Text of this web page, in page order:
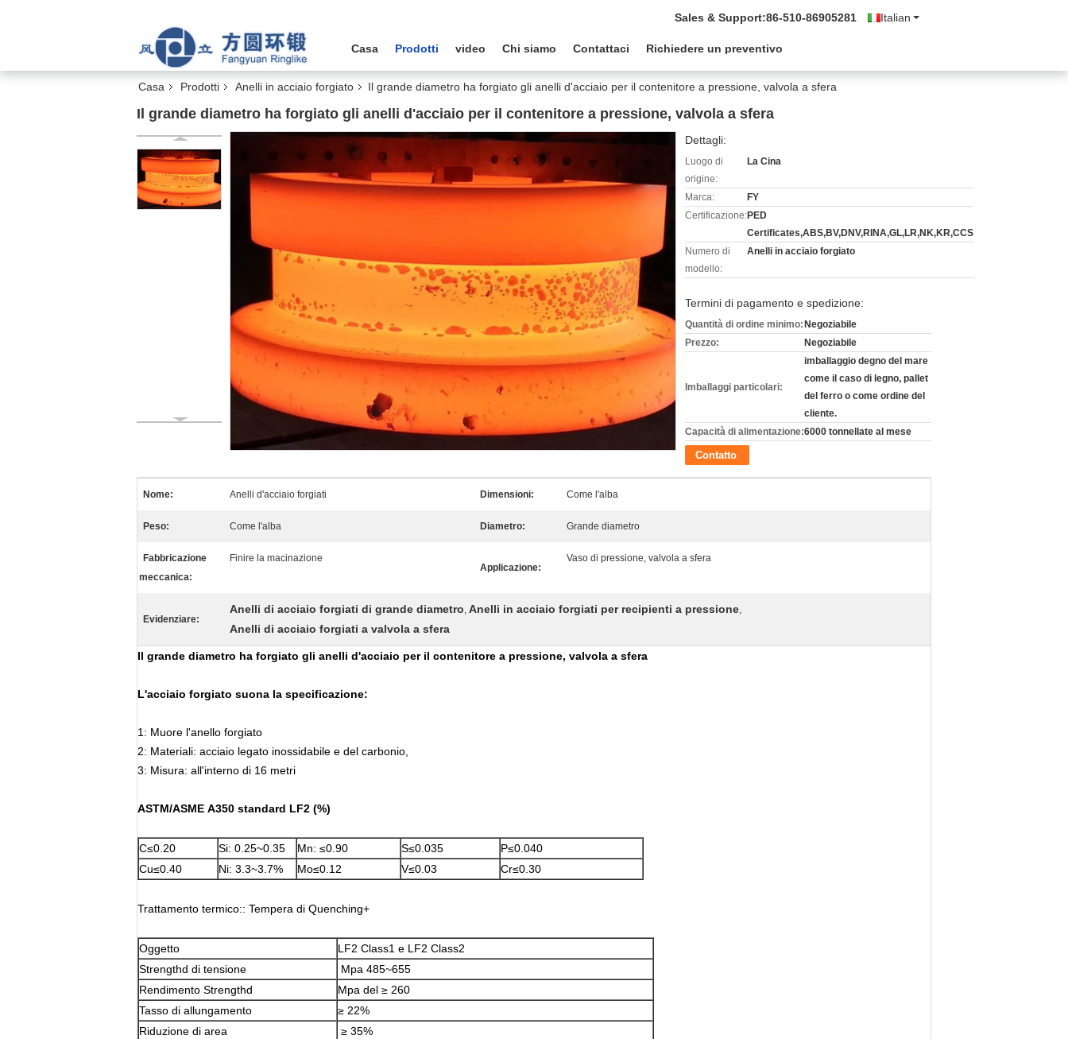
Italian
Sales & Support:86-510-86905281
Casa Prodotti video Chi siamo Contattaci Richiedere un preventivo
Casa Prodotti Anelli in acciaio forgiato Il grande diametro ha forgiato gli anelli d'acciaio per il contenitore a pressione, valvola a sfera
Il grande diametro ha forgiato gli anelli d'acciaio per il contenitore a pressione, valvola a sfera
Dettagli:
Luogo di
origine:
La Cina
Marca:
FY
Certificazione:PED
Certificates,ABS,BV,DNV,RINA,GL,LR,NK,KR,CCS
Numero di
modello:
Anelli in acciaio forgiato
Termini di pagamento e spedizione:
Quantità di ordine minimo: Negoziabile
Prezzo:
Negoziabile
Imballaggi particolari:
imballaggio degno del mare
come il caso di legno, pallet
del ferro o come ordine del
cliente.
Capacità di alimentazione:6000 tonnellate al mese
Contatto
Nome: Anelli d'acciaio forgiati Dimensioni: Come l'alba
Peso: Come l'alba Diametro: Grande diametro
Fabbricazione
meccanica:
Finire la macinazione
Applicazione:
Vaso di pressione, valvola a sfera
Evidenziare:
Anelli di acciaio forgiati di grande diametro, Anelli in acciaio forgiati per recipienti a pressione,
Anelli di acciaio forgiati a valvola a sfera
Il grande diametro ha forgiato gli anelli d'acciaio per il contenitore a pressione, valvola a sfera
L'acciaio forgiato suona la specificazione:
1: Muore l'anello forgiato
2: Materiali: acciaio legato inossidabile e del carbonio,
3: Misura: all'interno di 16 metri
ASTM/ASME A350 standard LF2 (%)
C≤0.20 Si: 0.25~0.35 Mn: ≤0.90 S≤0.035
P≤0.040
Cu≤0.40
Ni: 3.3~3.7% Mo≤0.12 V≤0.03 Cr≤0.30
Trattamento termico:: Tempera di Quenching+
Oggetto
LF2 Class1 e LF2 Class2
Strengthd di tensione
Mpa 485~655
Rendimento Strengthd
Mpa del ≥ 260
Tasso di allungamento
≥ 22%
Riduzione di area
≥ 35%